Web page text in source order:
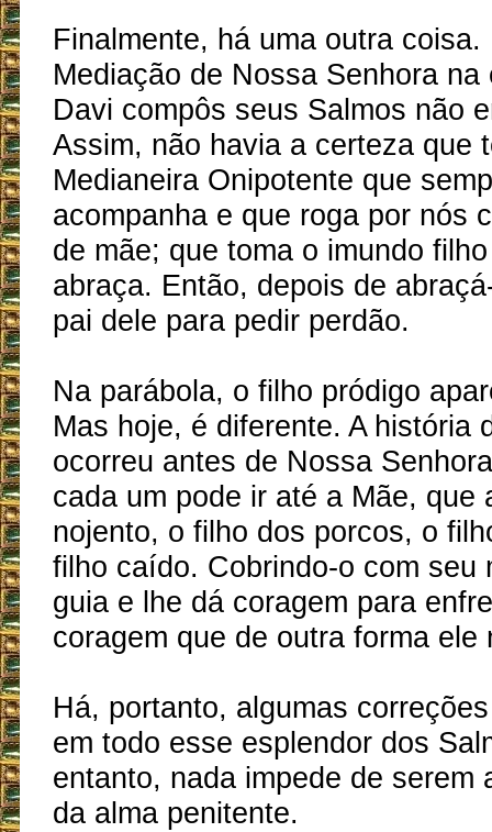
Finalmente, há uma outra coisa.
Mediação de Nossa Senhora na
Davi compôs seus Salmos não
Assim, não havia a certeza que
Medianeira Onipotente que
acompanha e que roga por nós
de mãe; que toma o imundo
abraça. Então, depois de
pai dele para pedir perdão.
Na parábola, o filho pródigo
Mas hoje, é diferente. A história
ocorreu antes de Nossa
cada um pode ir até a Mãe, que
nojento, o filho dos porcos, o
filho caído. Cobrindo-o com seu
guia e lhe dá coragem para
coragem que de outra forma ele
Há, portanto, algumas
em todo esse esplendor dos
entanto, nada impede de serem
da alma penitente.